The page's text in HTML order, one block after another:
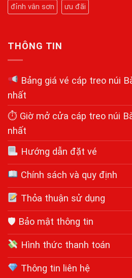
đỉnh vân sơn
ưu đãi
THÔNG TIN
Bảng giá vé cáp treo núi
nhất
⏱ Giờ mở cửa cáp treo núi
nhất
Hướng dẫn đặt vé
Chính sách và quy định
Thỏa thuận sử dụng
🛡 Bảo mật thông tin
Hình thức thanh toán
Thông tin liên hệ